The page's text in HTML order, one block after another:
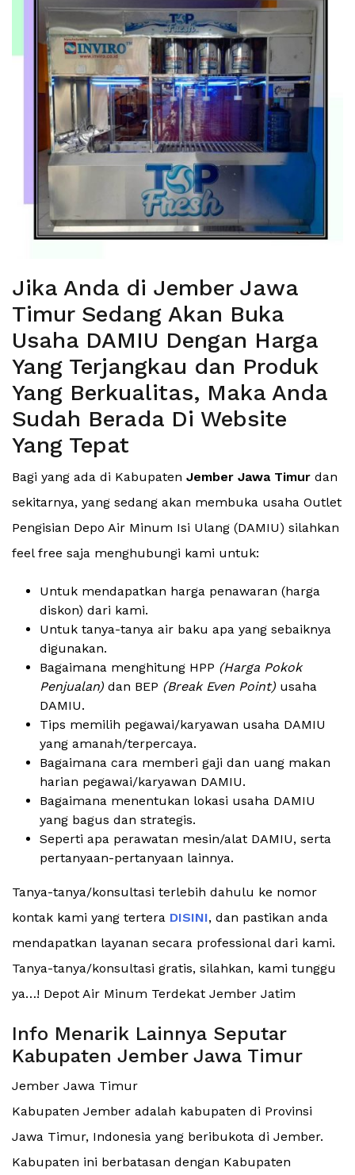
Jika Anda di Jember Jawa
Timur Sedang Akan Buka
Usaha DAMIU Dengan Harga
Yang Terjangkau dan Produk
Yang Berkualitas, Maka Anda
Sudah Berada Di Website
Yang Tepat
Bagi yang ada di Kabupaten Jember Jawa Timur dan
sekitarnya, yang sedang akan membuka usaha Outlet
Pengisian Depo Air Minum Isi Ulang (DAMIU) silahkan
feel free saja menghubungi kami untuk:
Untuk mendapatkan harga penawaran (harga
diskon) dari kami.
Untuk tanya-tanya air baku apa yang sebaiknya
digunakan.
Bagaimana menghitung HPP (Harga Pokok
Penjualan) dan BEP (Break Even Point) usaha
DAMIU.
Tips memilih pegawai/karyawan usaha DAMIU
yang amanah/terpercaya.
Bagaimana cara memberi gaji dan uang makan
harian pegawai/karyawan DAMIU.
Bagaimana menentukan lokasi usaha DAMIU
yang bagus dan strategis.
Seperti apa perawatan mesin/alat DAMIU, serta
pertanyaan-pertanyaan lainnya.
Tanya-tanya/konsultasi terlebih dahulu ke nomor
kontak kami yang tertera DISINI, dan pastikan anda
mendapatkan layanan secara professional dari kami.
Tanya-tanya/konsultasi gratis, silahkan, kami tunggu
ya…! Depot Air Minum Terdekat Jember Jatim
Info Menarik Lainnya Seputar
Kabupaten Jember Jawa Timur
Jember Jawa Timur
Kabupaten Jember adalah kabupaten di Provinsi
Jawa Timur, Indonesia yang beribukota di Jember.
Kabupaten ini berbatasan dengan Kabupaten